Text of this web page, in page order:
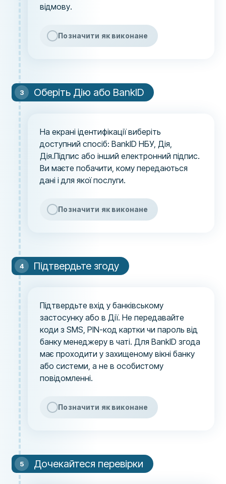
відмову.
Позначити як виконане
Оберіть Дію або BankID
На екрані ідентифікації виберіть
доступний спосіб: BankID НБУ, Дія,
Дія.Підпис або інший електронний підпис.
Ви маєте побачити, кому передаються
дані і для якої послуги.
Позначити як виконане
Підтвердьте згоду
Підтвердьте вхід у банківському
застосунку або в Дії. Не передавайте
коди з SMS, PIN-код картки чи пароль від
банку менеджеру в чаті. Для BankID згода
має проходити у захищеному вікні банку
або системи, а не в особистому
повідомленні.
Позначити як виконане
Дочекайтеся перевірки